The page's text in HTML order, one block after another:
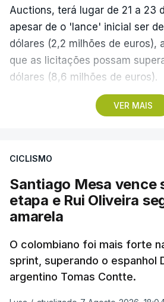
VER MAIS
Auctions, terá lugar de 21 a 23
apesar de o 'lance' inicial ser
dólares (2,2 milhões de euros),
que as licitações possam
dólares (8,6 milhões de euros).
A camisola utilizada pelo astro
1986, na Cidade do México, foi
valor recorde de 9,3 milhões de
milhões de euros) em 2022.
licitações a atingirem quase 2
(1,7 milhões de euros) em cada
CICLISMO
Santiago Mesa vence
etapa e Rui Oliveira
amarela
O colombiano foi mais forte
sprint, superando o espanhol
argentino Tomas Contte.